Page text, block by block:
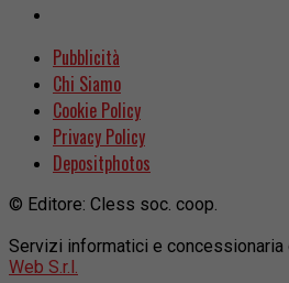
Pubblicità
Chi Siamo
Cookie Policy
Privacy Policy
Depositphotos
© Editore: Cless soc. coop.
Servizi informatici e concessionaria
Web S.r.l.